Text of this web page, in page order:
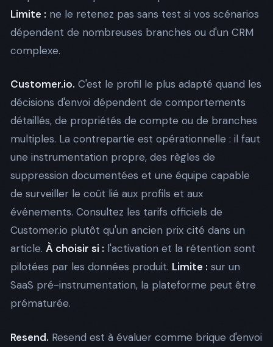
Limite : ne le retenez pas sans test si vos scénarios
dépendent de nombreuses branches ou d'un CRM
complexe.
Customer.io. C'est le profil le plus adapté quand les
décisions d'envoi dépendent de comportements
détaillés, de propriétés de compte ou de branches
multiples. La contrepartie est opérationnelle : il faut
une instrumentation propre, des règles de
suppression documentées et une équipe capable
de surveiller le coût lié aux profils et aux
événements. Consultez les tarifs officiels de
Customer.io plutôt qu'un ancien prix cité dans un
article. À choisir si : l'activation et la rétention sont
pilotées par les données produit. Limite : sur un
SaaS pré-instrumentation, la plateforme peut être
prématurée.
Resend. Resend est à évaluer comme brique d'envoi